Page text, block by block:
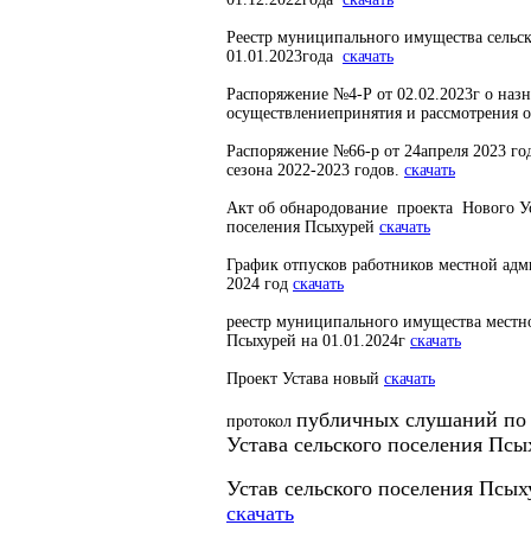
Реестр муниципального имущества
01.01.2023года скачать
Распоряжение №4-Р от 02.02.2023г о
осуществлениепринятия и рассмотрения
Распоряжение №66-р от 24апреля 2023
сезона 2022-2023 годов. скачать
Акт об обнародование проекта Нового
поселения Псыхурей скачать
График отпусков работников местной
2024 год скачать
реестр муниципального имущества
Псыхурей на 01.01.2024г скачать
Проект Устава новый скачать
протокол публичных слушаний по
Устава сельского поселения
Устав сельского поселения
скачать